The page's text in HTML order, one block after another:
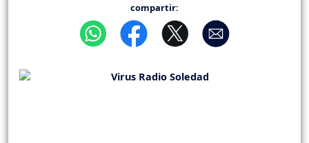
compartir: